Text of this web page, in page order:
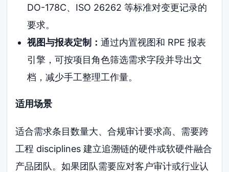
DO-178C、ISO 26262 等标准对变更记录的
要求。
视图与报表定制： 通过内置视图和 RPE 报表
引擎，可按项目角色筛选需求字段并导出文
档，减少手工整理工作量。
适用场景
适合需求条目数量大、合规审计要求高、需要跨
工程 disciplines 建立追溯链的硬件或软硬件融合
产品团队。如果团队需要应对客户审计或行业认